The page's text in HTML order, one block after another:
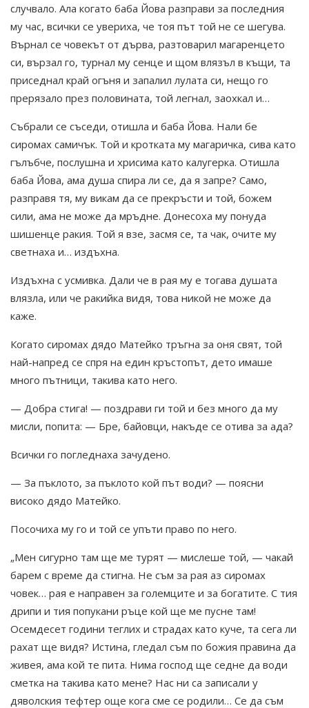
случвало. Ала когато баба Йова разправи за последния
му час, всички се увериха, че тоя път той не се шегува.
Върнал се човекът от дърва, разтоварил магаренцето
си, вързал го, турнал му сенце и щом влязъл в къщи, та
приседнал край огъня и запалил лулата си, нещо го
прерязало през половината, той легнал, заохкал и…
Събрали се съседи, отишла и баба Йова. Нали бе
сиромах самичък. Той и кротката му магаричка, сива като
гълъбче, послушна и хрисима като калугерка. Отишла
баба Йова, ама душа спира ли се, да я запре? Само,
разправя тя, му викам да се прекръсти и той, божем
сили, ама не може да мръдне. Донесоха му понуда
шишенце ракия. Той я взе, засмя се, та чак, очите му
светнаха и… издъхна.
Издъхна с усмивка. Дали че в рая му е тогава душата
влязла, или че ракийка видя, това никой не може да
каже.
Когато сиромах дядо Матейко тръгна за оня свят, той
най-напред се спря на един кръстопът, дето имаше
много пътници, такива като него.
— Добра стига! — поздрави ги той и без много да му
мисли, попита: — Бре, байовци, накъде се отива за ада?
Всички го погледнаха зачудено.
— За пъклото, за пъклото кой път води? — поясни
високо дядо Матейко.
Посочиха му го и той се упъти право по него.
„Мен сигурно там ще ме турят — мислеше той, — чакай
барем с време да стигна. Не съм за рая аз сиромах
човек… рая е направен за големците и за богатите. С тия
дрипи и тия попукани ръце кой ще ме пусне там!
Осемдесет години теглих и страдах като куче, та сега ли
рахат ще видя? Истина, гледал съм по божия правина да
живея, ама кой те пита. Нима господ ще седне да води
сметка на такива като мене? Нас ни са записали у
дяволския тефтер още кога сме се родили… Се да съм